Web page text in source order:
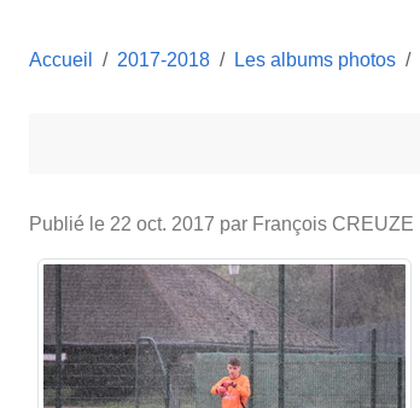
Accueil 2017-2018 Les albums photos
Publié le 22 oct. 2017 par François CREUZE